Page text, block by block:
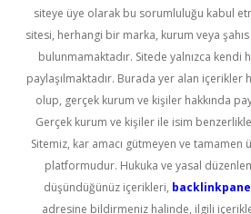
siteye üye olarak bu sorumluluğu kabul
sitesi, herhangi bir marka, kurum veya
bulunmamaktadır. Sitede yalnızca kendi
paylaşılmaktadır. Burada yer alan içerikler
olup, gerçek kurum ve kişiler hakkında
Gerçek kurum ve kişiler ile isim
Sitemiz, kar amacı gütmeyen ve tamamen
platformudur. Hukuka ve yasal
düşündüğünüz içerikleri,
adresine bildirmeniz halinde, ilgili